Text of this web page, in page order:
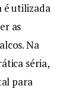
é utilizada
as
Na
séria,
para